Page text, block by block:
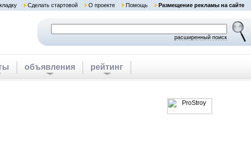
Сделать стартовой О проекте Помощь Размещение рекламы на сайте
расширенный поиск
объявления рейтинг